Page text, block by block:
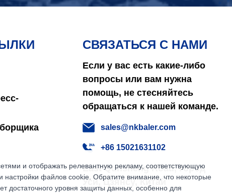
СВЯЗАТЬСЯ С НАМИ
Если у вас есть какие-либо
вопросы или вам нужна
помощь, не стесняйтесь
обращаться к нашей команде.
sales@nkbaler.com
+86 15021631102
East Qunsheng Road, город
Уси, Цзянсу, Китай
и отображать релевантную рекламу, соответствующую
файлов cookie. Обратите внимание, что некоторые
достаточного уровня защиты данных, особенно для